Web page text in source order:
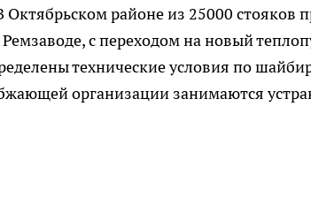
Октябрьском районе из 25000 стояков
Ремзаводе, с переходом на новый
технические условия по
организации занимаются